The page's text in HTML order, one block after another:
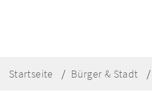
Startseite Bürger & Stadt